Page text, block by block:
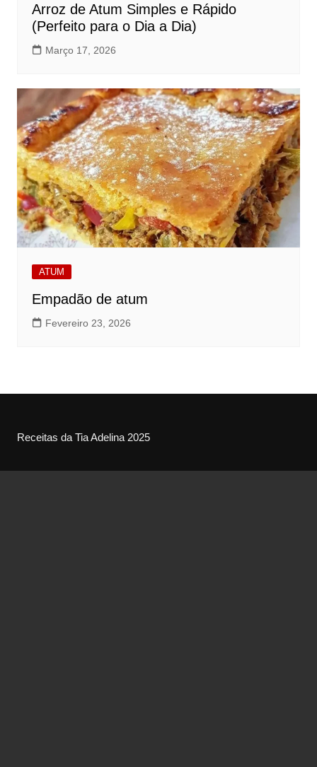
Arroz de Atum Simples e Rápido
(Perfeito para o Dia a Dia)
Março 17, 2026
ATUM
Empadão de atum
Fevereiro 23, 2026
Receitas da Tia Adelina 2025